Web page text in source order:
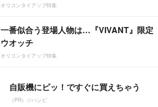
オリコンタイアップ特集
一番似合う登場人物は…『VIVANT』限定
ウオッチ
オリコンタイアップ特集
自販機にピッ！ですぐに買えちゃう
（PR）ジハンピ